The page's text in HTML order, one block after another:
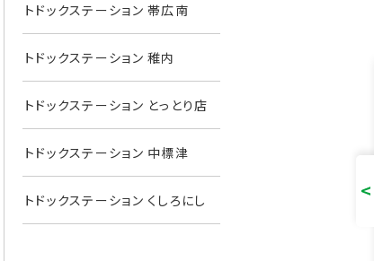
トドックステーション 帯広南
トドックステーション 稚内
トドックステーション とっとり店
トドックステーション 中標津
トドックステーション くしろにし